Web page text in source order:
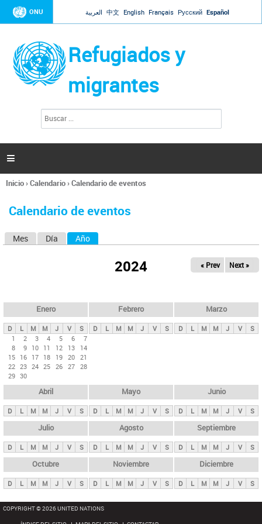
Jump to navigation
ONU العربية 中文 English Français Русский Español
Refugiados y
migrantes
l
d
s

Se
usted
Inicio›Calendario›Calendario de eventos
Calendario de eventos
s
p
n
i
p
a
l
s
Mes Día Año
2024 « Prev Next »
Enero
D L M M J V
S
1
2 3 4 5 6
7
8
9 10 11 12 13
14
15 16 17 18 19 20 21
22 23 24 25 26 27 28
29 30
Febrero
D L M M J V S
Marzo
D L M M J V S
Abril
D L M M J V S
Mayo
D L M M J V S
Junio
D L M M J V S
Julio
D L M M J V S
Agosto
D L M M J V S
Septiembre
D L M M J V S
Octubre
D L M M J V S
Noviembre
D L M M J V S
Diciembre
D L M M J V S
COPYRIGHT © 2026 UNITED NATIONS